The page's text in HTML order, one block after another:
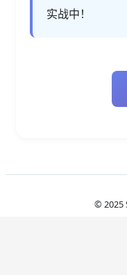
实战中！
© 2025